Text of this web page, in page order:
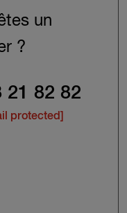
un
?
21 82 82
protected]